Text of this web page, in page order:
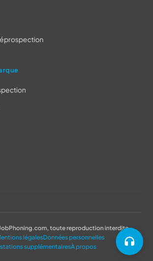
toute reproduction interdite.
légalesDonnées personnelles
supplémentairesÀ propos